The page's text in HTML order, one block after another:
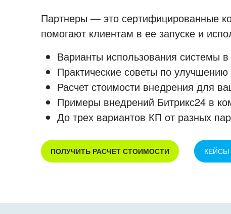
Партнеры — это сертифицированные
помогают клиентам в ее запуске и
Варианты использования системы
Практические советы по
Расчет стоимости внедрения для
Примеры внедрений Битрикс24 в
До трех вариантов КП от разных
ПОЛУЧИТЬ РАСЧЕТ СТОИМОСТИ КЕЙСЫ